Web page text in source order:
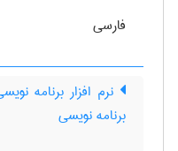
فارسی
برنامه نویسی